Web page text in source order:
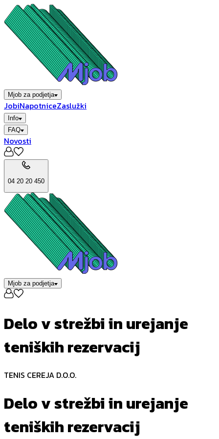
Mjob za podjetja
JobiNapotniceZaslužki
Info
FAQ
Novosti
04 20 20 450
Mjob za podjetja
Delo v strežbi in urejanje
teniških rezervacij
TENIS CEREJA D.O.O.
Delo v strežbi in urejanje
teniških rezervacij